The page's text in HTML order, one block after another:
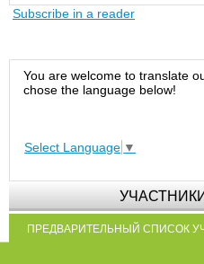
Subscribe in a reader
You are welcome to translate
chose the language below!
Select Language ▼
ПРЕДВАРИТЕЛЬНЫЙ СПИСОК